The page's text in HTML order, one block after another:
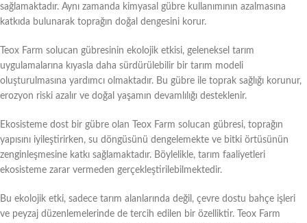
sağlamaktadır. Aynı zamanda kimyasal gübre kullanımının azalmasına
katkıda bulunarak toprağın doğal dengesini korur.
Teox Farm solucan gübresinin ekolojik etkisi, geleneksel tarım
uygulamalarına kıyasla daha sürdürülebilir bir tarım modeli
oluşturulmasına yardımcı olmaktadır. Bu gübre ile toprak sağlığı korunur,
erozyon riski azalır ve doğal yaşamın devamlılığı desteklenir.
Ekosisteme dost bir gübre olan Teox Farm solucan gübresi, toprağın
yapısını iyileştirirken, su döngüsünü dengelemekte ve bitki örtüsünün
zenginleşmesine katkı sağlamaktadır. Böylelikle, tarım faaliyetleri
ekosisteme zarar vermeden gerçekleştirilebilmektedir.
Bu ekolojik etki, sadece tarım alanlarında değil, çevre dostu bahçe işleri
ve peyzaj düzenlemelerinde de tercih edilen bir özelliktir. Teox Farm